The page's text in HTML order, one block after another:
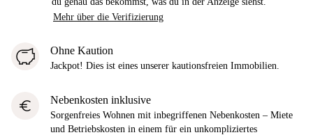
Mehr über die Verifizierung
Ohne Kaution
Jackpot! Dies ist eines unserer kautionsfreien Immobilien.
euro Nebenkosten inklusive
Sorgenfreies Wohnen mit inbegriffenen Nebenkosten – Miete
und Betriebskosten in einem für ein unkompliziertes